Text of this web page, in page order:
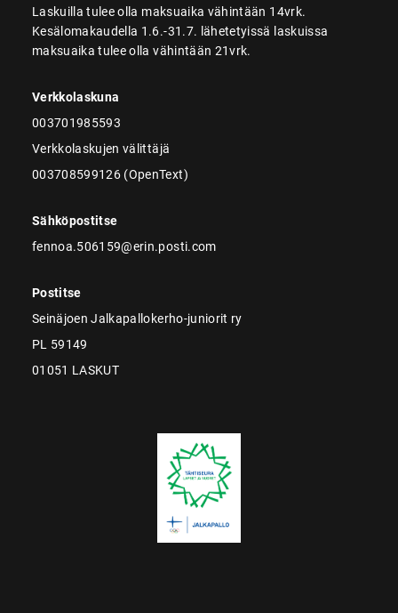
Laskuilla tulee olla maksuaika vähintään 14vrk.
Kesälomakaudella 1.6.-31.7. lähetetyissä laskuissa
maksuaika tulee olla vähintään 21vrk.
Verkkolaskuna
003701985593
Verkkolaskujen välittäjä
003708599126 (OpenText)
Sähköpostitse
fennoa.506159@erin.posti.com
Postitse
Seinäjoen Jalkapallokerho-juniorit ry
PL 59149
01051 LASKUT